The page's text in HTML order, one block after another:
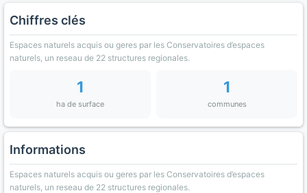
Chiffres clés
Espaces naturels acquis ou geres par les Conservatoires d’espaces
naturels, un reseau de 22 structures regionales.
1
ha de surface
1
communes
Informations
Espaces naturels acquis ou geres par les Conservatoires d’espaces
naturels, un reseau de 22 structures regionales.